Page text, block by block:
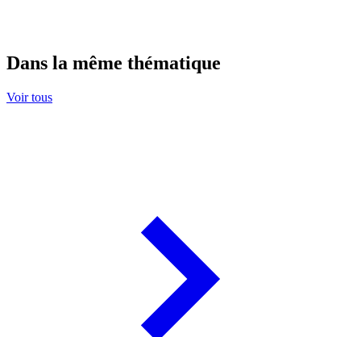
Dans la même thématique
Voir tous